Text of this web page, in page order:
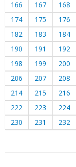
166
167 168
174
175 176
182
183 184
190
191 192
198
199 200
206
207 208
214
215 216
222
223 224
230
231 232